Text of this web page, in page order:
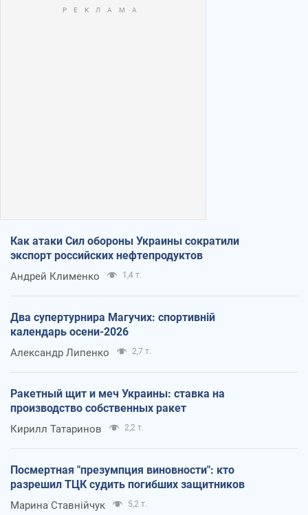
Как атаки Сил обороны Украины сократили
экспорт российских нефтепродуктов
Андрей Клименко 1,4 т.
Два супертурнира Магучих: спортивній
календарь осени-2026
Александр Липенко 2,7 т.
Ракетный щит и меч Украины: ставка на
производство собственных ракет
Кирилл Татаринов 2,2 т.
Посмертная "презумпция виновности": кто
разрешил ТЦК судить погибших защитников
Марина Ставнійчук 5,2 т.